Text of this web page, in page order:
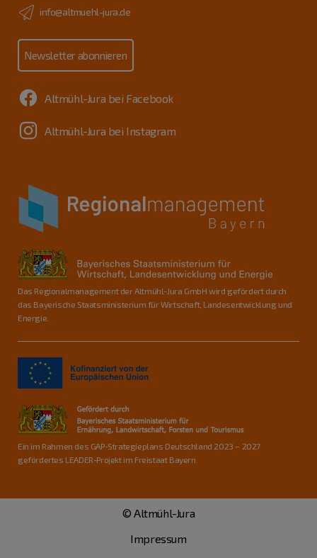
info@altmuehl-jura.de
Newsletter abonnieren
Altmühl-Jura bei Facebook
Altmühl-Jura bei Instagram
Das Regionalmanagement der Altmühl-Jura GmbH wird gefördert durch
das Bayerische Staatsministerium für Wirtschaft, Landesentwicklung und
Energie.
Ein im Rahmen des GAP-Strategieplans Deutschland 2023 – 2027
gefördertes LEADER-Projekt im Freistaat Bayern.
© Altmühl-Jura
Impressum